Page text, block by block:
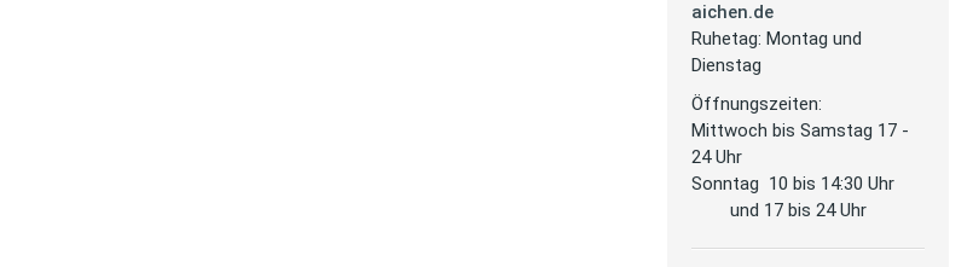
aichen.de
Ruhetag: Montag und
Dienstag
Öffnungszeiten:
Mittwoch bis Samstag 17 -
24 Uhr
Sonntag 10 bis 14:30 Uhr
und 17 bis 24 Uhr